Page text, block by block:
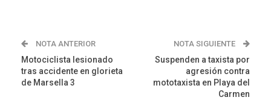
NOTA ANTERIOR
Motociclista lesionado
tras accidente en glorieta
de Marsella 3
NOTA SIGUIENTE
Suspenden a taxista por
agresión contra
mototaxista en Playa del
Carmen